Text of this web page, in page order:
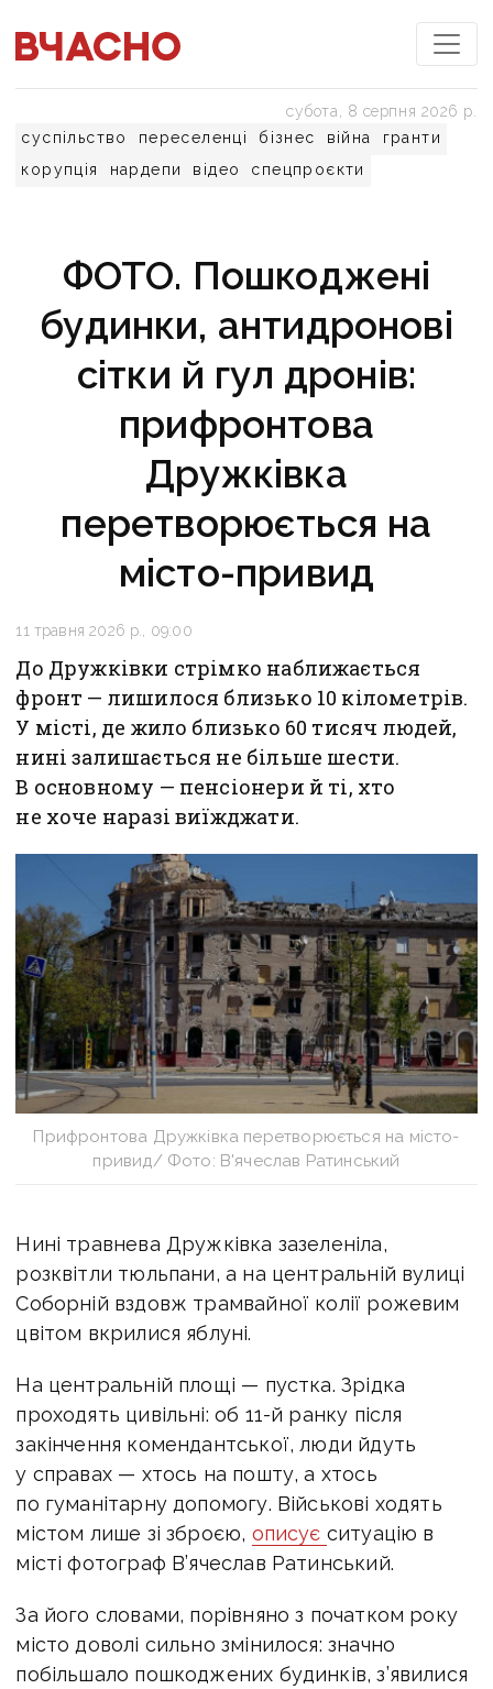
суспільство переселенці бізнес війна
гранти
корупція
нардепи відео спецпроєкти
субота, 8 серпня 2026 р.
ФОТО. Пошкоджені
будинки, антидронові
сітки й гул дронів:
прифронтова
Дружківка
перетворюється на
місто-привид
11 травня 2026 р., 09:00
До Дружківки стрімко наближається
фронт — лишилося близько 10 кілометрів.
У місті, де жило близько 60 тисяч людей,
нині залишається не більше шести.
В основному — пенсіонери й ті, хто
не хоче наразі виїжджати.
Прифронтова Дружківка перетворюється на місто-
привид/ Фото: В'ячеслав Ратинський
Нині травнева Дружківка зазеленіла,
розквітли тюльпани, а на центральній вулиці
Соборній вздовж трамвайної колії рожевим
цвітом вкрилися яблуні.
На центральній площі — пустка. Зрідка
проходять цивільні: об 11-й ранку після
закінчення комендантської, люди йдуть
у справах — хтось на пошту, а хтось
по гуманітарну допомогу. Військові ходять
містом лише зі зброєю, описує ситуацію в
місті фотограф В’ячеслав Ратинський.
За його словами, порівняно з початком року
місто доволі сильно змінилося: значно
побільшало пошкоджених будинків, з’явилися